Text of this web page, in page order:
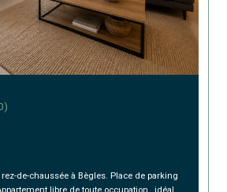
de-chaussée à Bègles. Place de parking
libre de toute occupation , idéal